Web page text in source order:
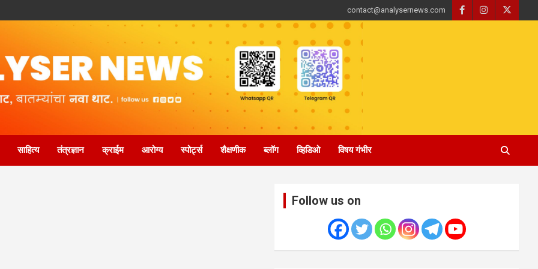
contact@analysernews.com
साहित्य तंत्रज्ञान क्राईम आरोग्य स्पोर्ट्स शैक्षणीक ब्लॉग व्हिडिओ विषय गंभीर
Follow us on